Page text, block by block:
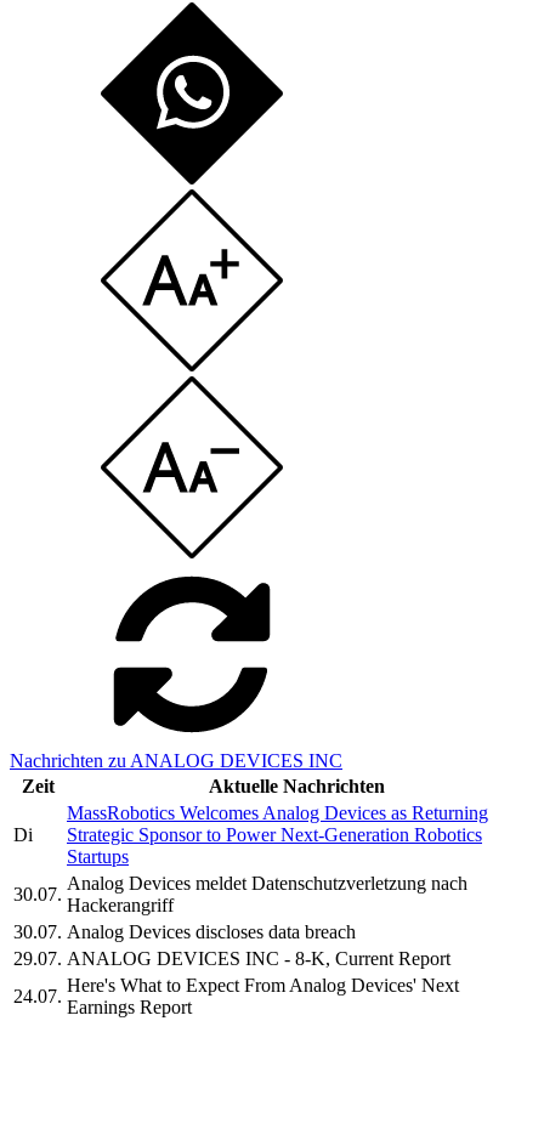
Nachrichten zu ANALOG DEVICES INC
Zeit
Aktuelle Nachrichten
Di
MassRobotics Welcomes Analog Devices as Returning
Strategic Sponsor to Power Next-Generation Robotics
Startups
30.07.
Analog Devices meldet Datenschutzverletzung nach
Hackerangriff
30.07. Analog Devices discloses data breach
29.07. ANALOG DEVICES INC - 8-K, Current Report
24.07.
Here's What to Expect From Analog Devices' Next
Earnings Report